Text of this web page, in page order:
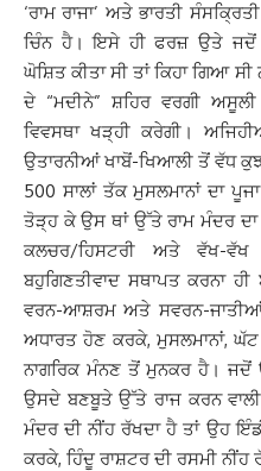
‘ਰਾਮ ਰਾਜਾ’ ਅਤੇ ਭਾਰਤੀ
ਚਿੰਨ ਹੈ। ਇਸੇ ਹੀ ਫਰਜ਼ ਉਤੇ ਜਦੋਂ
ਘੋਸ਼ਿਤ ਕੀਤਾ ਸੀ ਤਾਂ ਕਿਹਾ ਗਿਆ
ਦੇ “ਮਦੀਨੇ” ਸ਼ਹਿਰ ਵਰਗੀ ਅਸੂਲੀ
ਵਿਵਸਥਾ ਖੜ੍ਹੀ ਕਰੇਗੀ।
ਉਤਾਰਨੀਆਂ ਖਾਬੋਂ-ਖਿਆਲੀ ਤੋਂ ਵੱਧ ਕੁਝ
500 ਸਾਲਾਂ ਤੱਕ ਮੁਸਲਮਾਨਾਂ ਦਾ
ਤੋੜ੍ਹ ਕੇ ਉਸ ਥਾਂ ਉੱਤੇ ਰਾਮ ਮੰਦਰ ਦਾ
ਕਲਚਰ/ਹਿਸਟਰੀ ਅਤੇ ਵੱਖ-
ਬਹੁਗਿਣਤੀਵਾਦ ਸਥਾਪਤ ਕਰਨਾ
ਵਰਨ-ਆਸ਼ਰਮ ਅਤੇ ਸਵਰਨ-ਜਾਤੀਆਂ
ਅਧਾਰਤ ਹੋਣ ਕਰਕੇ, ਮੁਸਲਮਾਨਾਂ,
ਨਾਗਰਿਕ ਮੰਨਣ ਤੋਂ ਮੁਨਕਰ ਹੈ। ਜਦੋਂ
ਉਸਦੇ ਬਣਬੂਤੇ ਉੱਤੇ ਰਾਜ ਕਰਨ ਵਾਲੀ
ਮੰਦਰ ਦੀ ਨੀਂਹ ਰੱਖਦਾ ਹੈ ਤਾਂ ਉਹ
ਕਰਕੇ, ਹਿੰਦੂ ਰਾਸ਼ਟਰ ਦੀ ਰਸਮੀ ਨੀਂਹ